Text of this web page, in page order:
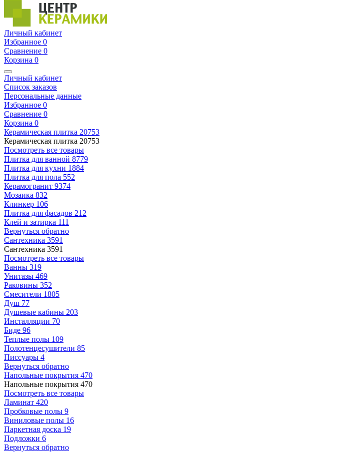
Личный кабинет
Избранное 0
Сравнение 0
Корзина 0
Личный кабинет
Список заказов
Персональные данные
Избранное 0
Сравнение 0
Корзина 0
Керамическая плитка 20753
Керамическая плитка 20753
Посмотреть все товары
Плитка для ванной 8779
Плитка для кухни 1884
Плитка для пола 552
Керамогранит 9374
Мозаика 832
Клинкер 106
Плитка для фасадов 212
Клей и затирка 111
Вернуться обратно
Сантехника 3591
Сантехника 3591
Посмотреть все товары
Ванны 319
Унитазы 469
Раковины 352
Смесители 1805
Душ 77
Душевые кабины 203
Инсталляции 70
Биде 96
Теплые полы 109
Полотенцесушители 85
Писсуары 4
Вернуться обратно
Напольные покрытия 470
Напольные покрытия 470
Посмотреть все товары
Ламинат 420
Пробковые полы 9
Виниловые полы 16
Паркетная доска 19
Подложки 6
Вернуться обратно